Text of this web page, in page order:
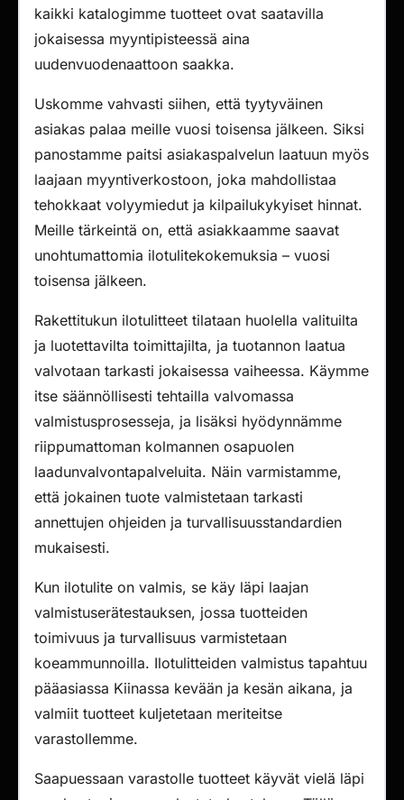
kaikki katalogimme tuotteet ovat saatavilla
jokaisessa myyntipisteessä aina
uudenvuodenaattoon saakka.
Uskomme vahvasti siihen, että tyytyväinen
asiakas palaa meille vuosi toisensa jälkeen. Siksi
panostamme paitsi asiakaspalvelun laatuun myös
laajaan myyntiverkostoon, joka mahdollistaa
tehokkaat volyymiedut ja kilpailukykyiset hinnat.
Meille tärkeintä on, että asiakkaamme saavat
unohtumattomia ilotulitekokemuksia – vuosi
toisensa jälkeen.
Rakettitukun ilotulitteet tilataan huolella valituilta
ja luotettavilta toimittajilta, ja tuotannon laatua
valvotaan tarkasti jokaisessa vaiheessa. Käymme
itse säännöllisesti tehtailla valvomassa
valmistusprosesseja, ja lisäksi hyödynnämme
riippumattoman kolmannen osapuolen
laadunvalvontapalveluita. Näin varmistamme,
että jokainen tuote valmistetaan tarkasti
annettujen ohjeiden ja turvallisuusstandardien
mukaisesti.
Kun ilotulite on valmis, se käy läpi laajan
valmistuserätestauksen, jossa tuotteiden
toimivuus ja turvallisuus varmistetaan
koeammunnoilla. Ilotulitteiden valmistus tapahtuu
pääasiassa Kiinassa kevään ja kesän aikana, ja
valmiit tuotteet kuljetetaan meriteitse
varastollemme.
Saapuessaan varastolle tuotteet käyvät vielä läpi